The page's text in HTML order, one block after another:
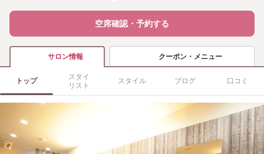
空席確認・予約する
サロン情報 クーポン・メニュー
トップ
スタイ
リスト
スタイル ブログ 口コミ